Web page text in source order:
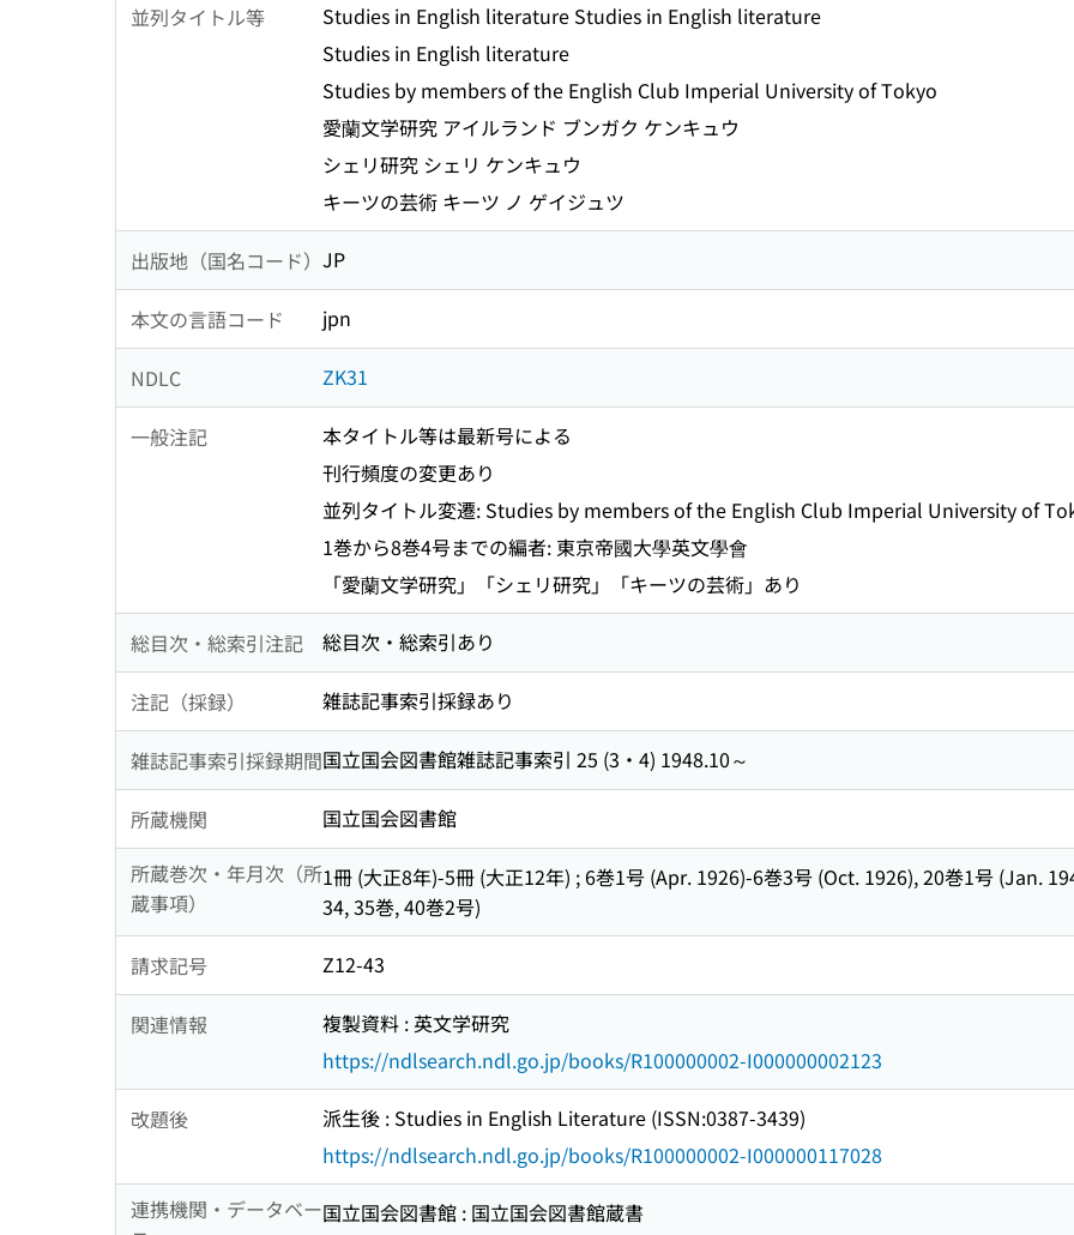
並列タイトル等
Studies in English literature Studies in English literature
Studies in English literature
Studies by members of the English Club Imperial University of Tokyo
愛蘭文学研究 アイルランド ブンガク ケンキュウ
シェリ研究 シェリ ケンキュウ
キーツの芸術 キーツ ノ ゲイジュツ
出版地（国名コード） JP
本文の言語コード jpn
NDLC ZK31
一般注記
本タイトル等は最新号による
刊行頻度の変更あり
並列タイトル変遷: Studies by members of the English Club Imperial University of
1巻から8巻4号までの編者: 東京帝國大學英文學會
「愛蘭文学研究」「シェリ研究」「キーツの芸術」あり
総目次・総索引注記 総目次・総索引あり
注記（採録） 雑誌記事索引採録あり
雑誌記事索引採録期間国立国会図書館雑誌記事索引 25 (3・4) 1948.10～
所蔵機関
国立国会図書館
所蔵巻次・年月次（所
蔵事項）
1冊 (大正8年)-5冊 (大正12年) ; 6巻1号 (Apr. 1926)-6巻3号 (Oct. 1926), 20巻1号 (Jan.
34, 35巻, 40巻2号)
請求記号 Z12-43
関連情報
複製資料 : 英文学研究
https://ndlsearch.ndl.go.jp/books/R100000002-I000000002123
改題後
派生後 : Studies in English Literature (ISSN:0387-3439)
https://ndlsearch.ndl.go.jp/books/R100000002-I000000117028
連携機関・データベー国立国会図書館 : 国立国会図書館蔵書